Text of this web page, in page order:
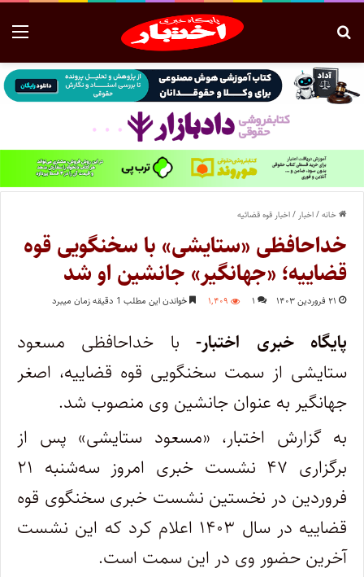
خانه/اخبار /اخبار قوه قضائیه
خداحافظی «ستایشی» با سخنگویی قوه
قضاییه؛ «جهانگیر» جانشین او شد
۲۱ فروردین ۱۴۰۳ ۱ ۱,۴۰۹ خواندن این مطلب 1 دقیقه زمان میبرد
پایگاه خبری اختبار-با خداحافظی مسعود
ستایشی از سمت سخنگویی قوه قضاییه، اصغر
جهانگیر به عنوان جانشین وی منصوب شد.
به گزارش اختبار، «مسعود ستایشی» پس از
برگزاری ۴۷ نشست خبری امروز سه‌شنبه ۲۱
فروردین در نخستین نشست خبری سخنگوی قوه
قضاییه در سال ۱۴۰۳ اعلام کرد که این نشست
آخرین حضور وی در این سمت است.